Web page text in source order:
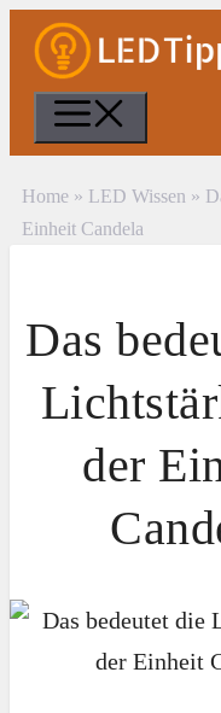
Zum
Inhalt
springen
Home » LED Wissen »
Einheit Candela
Das
der